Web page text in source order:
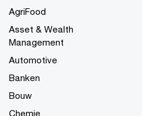
AgriFood
Asset & Wealth
Management
Automotive
Banken
Bouw
Chemie